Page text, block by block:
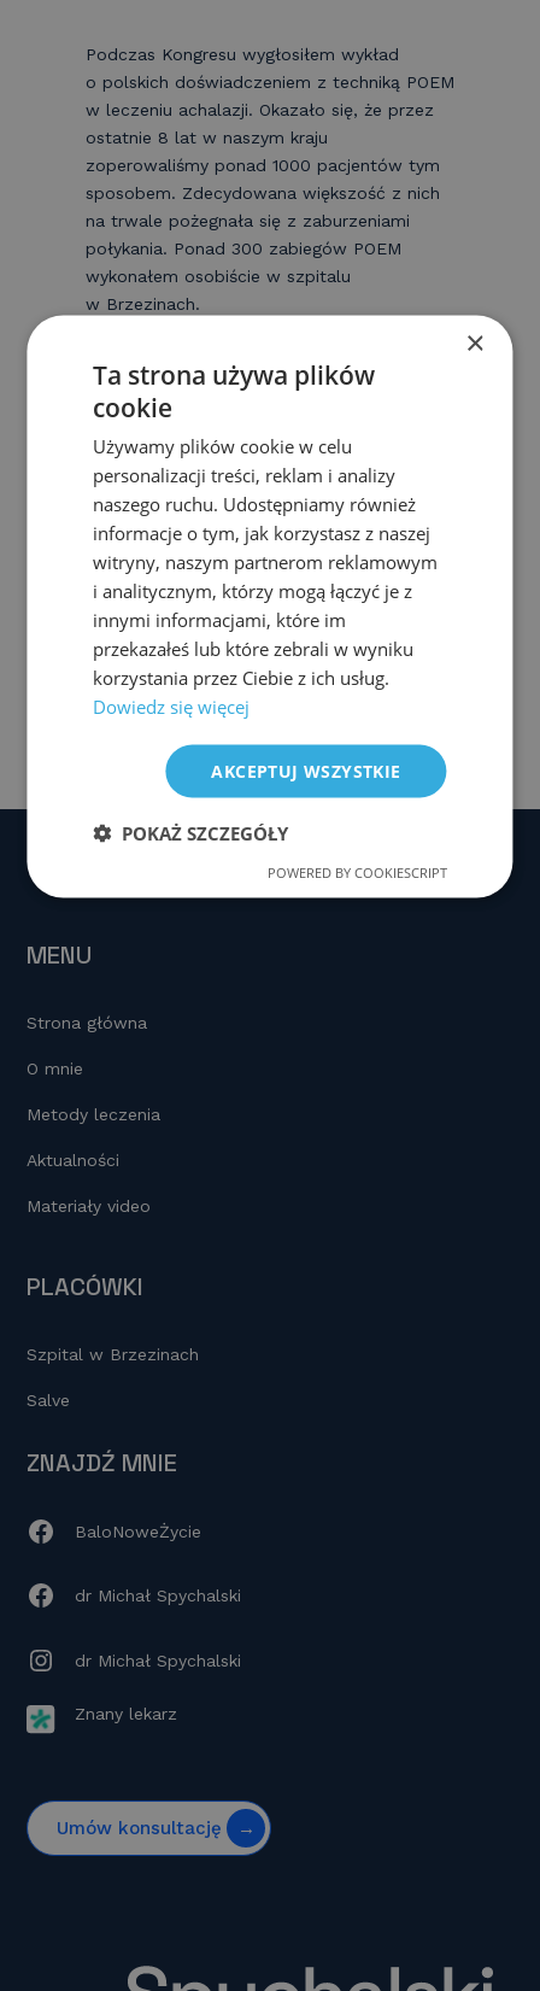
Podczas Kongresu wygłosiłem wykład
o polskich doświadczeniem z techniką POEM
w leczeniu achalazji. Okazało się, że przez
ostatnie 8 lat w naszym kraju
zoperowaliśmy ponad 1000 pacjentów tym
sposobem. Zdecydowana większość z nich
na trwale pożegnała się z zaburzeniami
połykania. Ponad 300 zabiegów POEM
wykonałem osobiście w szpitalu
w Brzezinach.
POEM w Polsce — Andrzejowi Białkowi,
Michałowi Kamińskiemu, Arturowi Rajterowi,
pomocy nie byłoby tego wykładu, a przede
wszystkim nie byłaby możliwa skuteczna
pomoc naszym pacjentom z achalazją.
Podziel się tym artykułem:
F
a
b
Li
n
k
e
dI
X C
p
y
Li
n
MENU
Strona główna
O mnie
Metody leczenia
Aktualności
Materiały video
PLACÓWKI
Szpital w Brzezinach
Salve
ZNAJDŹ MNIE
BaloNoweŻycie
dr Michał Spychalski
dr Michał Spychalski
Znany lekarz
Umów konsultację
×
Ta strona używa plików
cookie
Używamy plików cookie w celu
personalizacji treści, reklam i analizy
naszego ruchu. Udostępniamy również
informacje o tym, jak korzystasz z naszej
witryny, naszym partnerom reklamowym
i analitycznym, którzy mogą łączyć je z
innymi informacjami, które im
przekazałeś lub które zebrali w wyniku
korzystania przez Ciebie z ich usług.
Dowiedz się więcej
AKCEPTUJ WSZYSTKIE
POKAŻ SZCZEGÓŁY
POWERED BY COOKIESCRIPT